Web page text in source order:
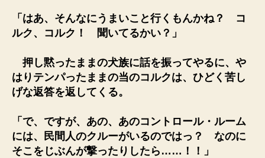
「はあ、そんなにうまいこと行くもんかね？ コ
ルク、コルク！ 聞いてるかい？」
押し黙ったままの犬族に話を振ってやるに、や
はりテンパったままの当のコルクは、ひどく苦し
げな返答を返してくる。
「で、ですが、あの、あのコントロール・ルーム
には、民間人のクルーがいるのではっ？ なのに
そこをじぶんが撃ったりしたら……！！」